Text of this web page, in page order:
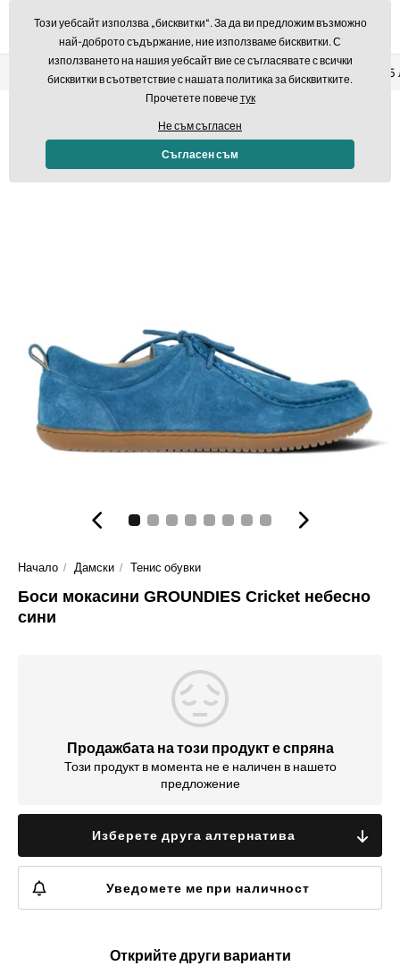
Връщане в рамките на 14 дни Бърза доставка над
Начало Дамски Тенис обувки
Боси мокасини GROUNDIES Cricket небесно
сини
Продажбата на този продукт е спряна
Този продукт в момента не е наличен в нашето
предложение
Изберете друга алтернатива
Уведомете ме при наличност
Открийте други варианти
Този уебсайт използва „бисквитки“. За да ви предложим възможно
най-доброто съдържание, ние използваме бисквитки. С
използването на нашия уебсайт вие се съгласявате с всички
бисквитки в съответствие с нашата политика за бисквитките.
Прочетете повечетук
Не съм съгласен
Съгласен съм